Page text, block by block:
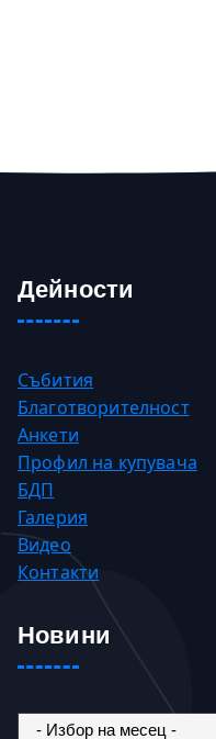
Дейности
Събития
Благотворителност
Анкети
Профил на купувача
БДП
Галерия
Видео
Контакти
Новини
Новини